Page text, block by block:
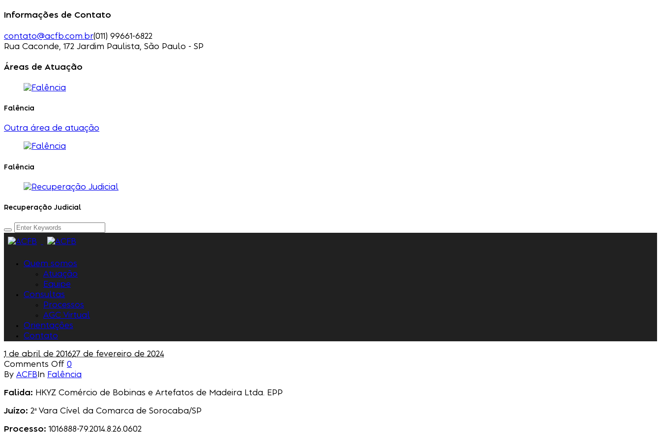
Informações de Contato
contato@acfb.com.br(011) 99661-6822
Rua Caconde, 172 Jardim Paulista, São Paulo - SP
Áreas de Atuação
Falência
Outra área de atuação
Falência
Recuperação Judicial
Quem somos
Atuação
Equipe
Consultas
Processos
AGC Virtual
Orientações
Contato
1 de abril de 201627 de fevereiro de 2024
Comments Off 0
By ACFB In Falência
Falida: HKYZ Comércio de Bobinas e Artefatos de Madeira Ltda. EPP
Juízo: 2ª Vara Cível da Comarca de Sorocaba/SP
Processo: 1016888-79.2014.8.26.0602